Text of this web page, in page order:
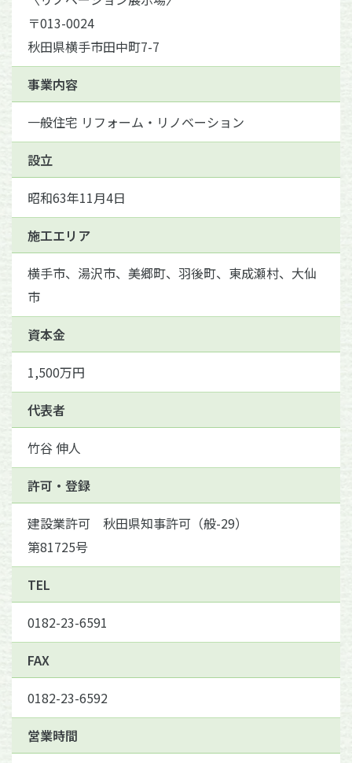
〒013-0024
秋田県横手市田中町7-7
事業内容
一般住宅 リフォーム・リノベーション
設立
昭和63年11月4日
施工エリア
横手市、湯沢市、美郷町、羽後町、東成瀬村、大仙
市
資本金
1,500万円
代表者
竹谷 伸人
許可・登録
建設業許可 秋田県知事許可（般-29）
第81725号
TEL
0182-23-6591
FAX
0182-23-6592
営業時間